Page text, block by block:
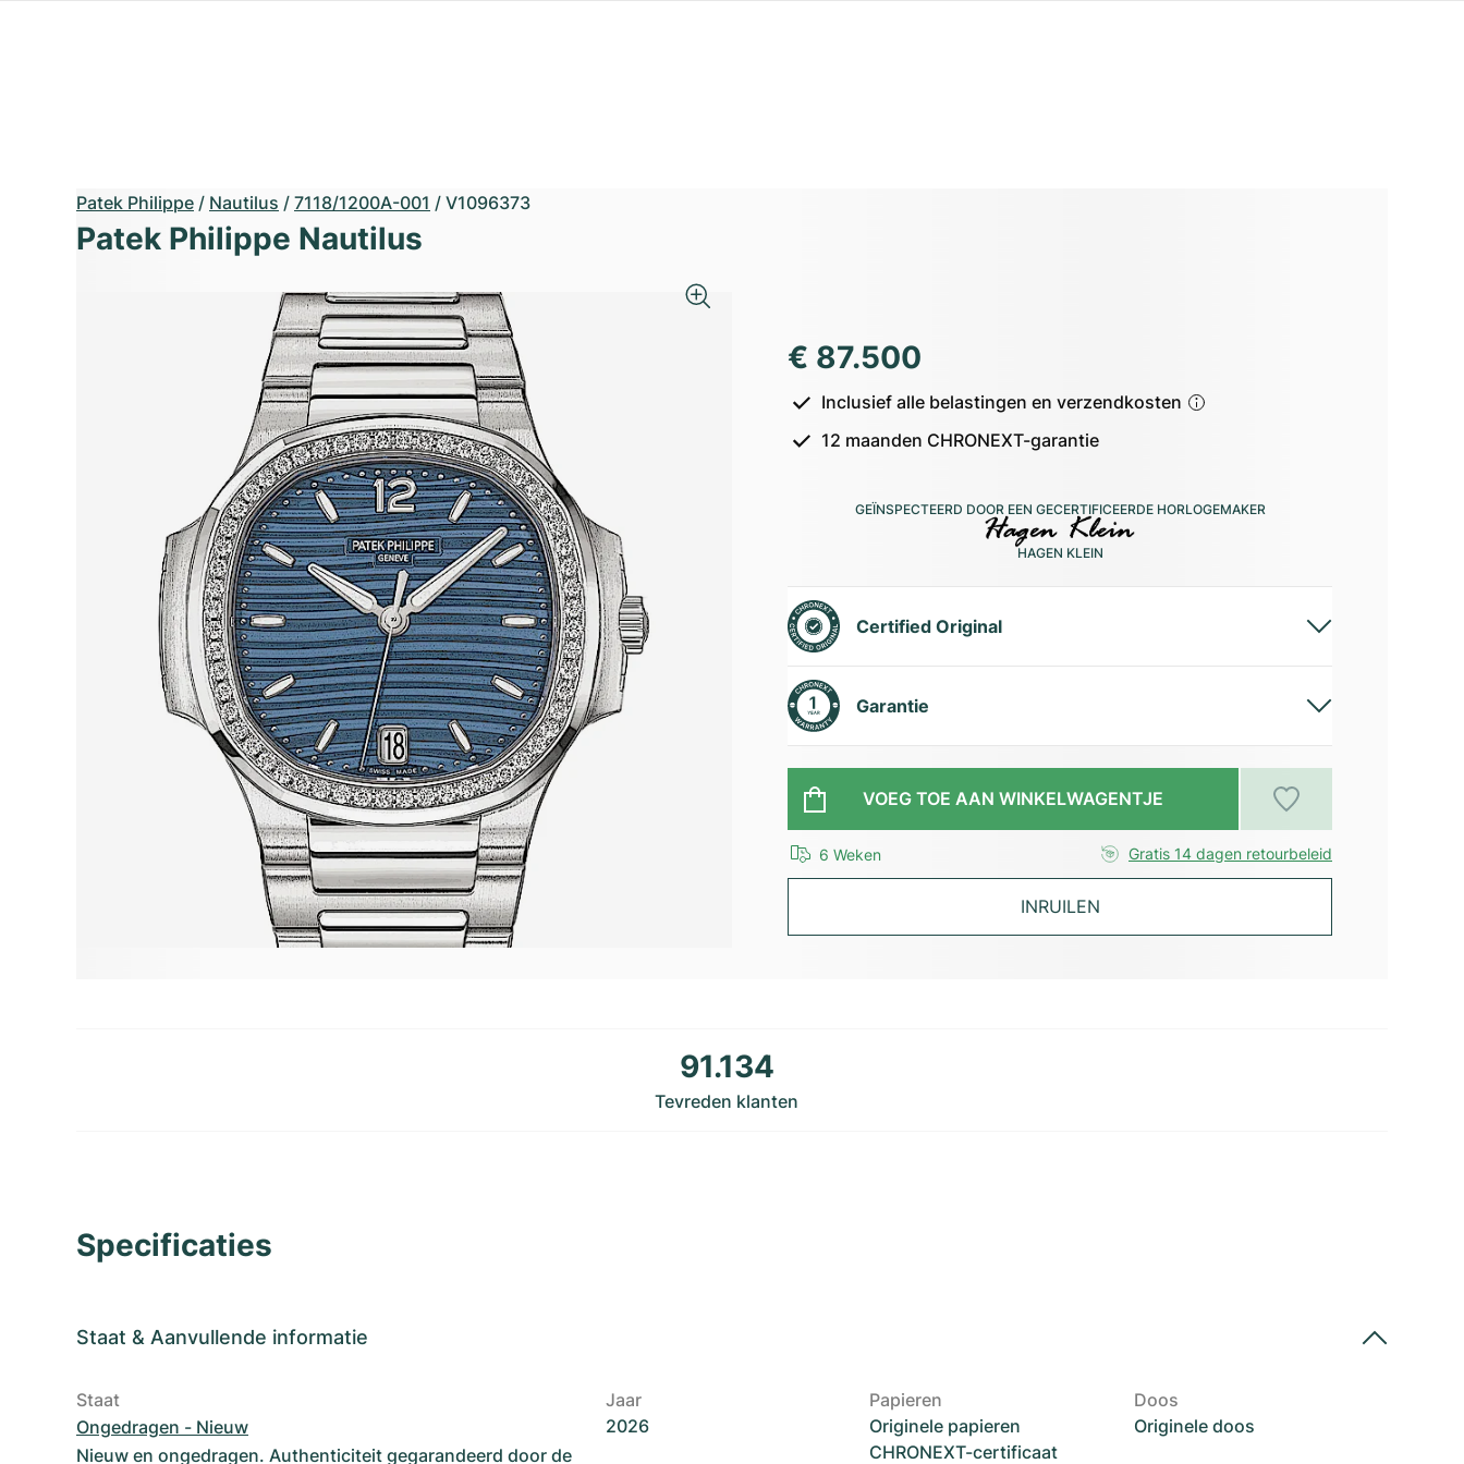
Patek Philippe / Nautilus / 7118/1200A-001 / V1096373
Patek Philippe Nautilus
€ 87.500
Inclusief alle belastingen en verzendkosten
12 maanden CHRONEXT-garantie
GEÏNSPECTEERD DOOR EEN GECERTIFICEERDE HORLOGEMAKER
HAGEN KLEIN
Certified Original
Garantie
VOEG TOE AAN WINKELWAGENTJE
6 Weken Gratis 14 dagen retourbeleid
INRUILEN
91.134
Tevreden klanten
Specificaties
Staat & Aanvullende informatie
Staat
Ongedragen - Nieuw
Nieuw en ongedragen. Authenticiteit gegarandeerd door de
Jaar
2026
Papieren
Originele papieren
CHRONEXT-certificaat
Doos
Originele doos